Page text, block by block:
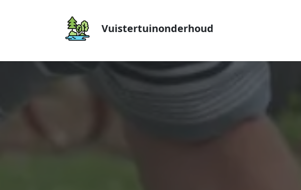
Vuistertuinonderhoud